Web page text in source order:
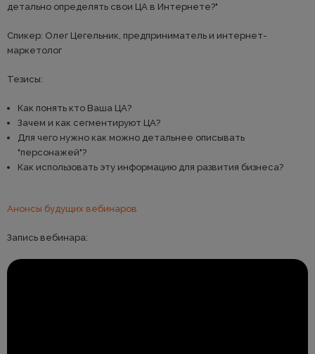
детально определять свои ЦА в Интернете?"
Спикер: Олег Цегельник, предприниматель и интернет-
маркетолог
Тезисы:
Как понять кто Ваша ЦА?
Зачем и как сегментируют ЦА?
Для чего нужно как можно детальнее описывать
"персонажей"?
Как использовать эту информацию для развития бизнеса?
Анонсы будущих вебинаров
Запись вебинара: